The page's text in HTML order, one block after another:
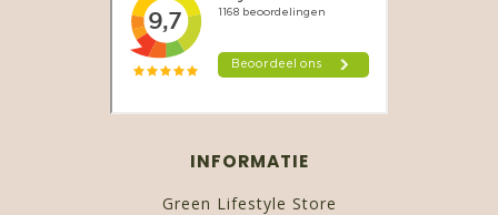
INFORMATIE
Green Lifestyle Store